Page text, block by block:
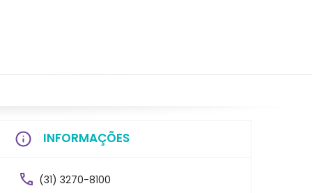
INFORMAÇÕES
(31) 3270-8100